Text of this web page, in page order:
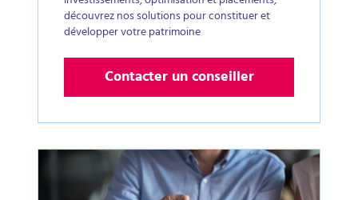
découvrez nos solutions pour constituer et
développer votre patrimoine
Contacter un conseiller